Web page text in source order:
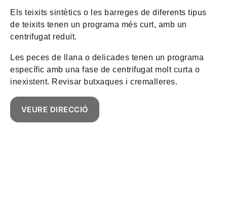
Els teixits sintètics o les barreges de diferents tipus
de teixits tenen un programa més curt, amb un
centrifugat reduït.
Les peces de llana o delicades tenen un programa
específic amb una fase de centrifugat molt curta o
inexistent. Revisar butxaques i cremalleres.
VEURE DIRECCIÓ